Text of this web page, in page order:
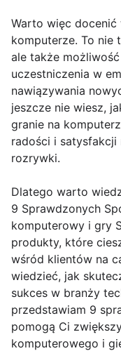
Warto więc
komputerze. To nie
ale także
uczestniczenia w
nawiązywania
jeszcze nie wiesz,
granie na
radości i
rozrywki.
Dlatego warto
9 Sprawdzonych
komputerowy i gry
produkty, które
wśród klientów na
wiedzieć, jak
sukces w branży
przedstawiam 9
pomogą Ci
komputerowego i